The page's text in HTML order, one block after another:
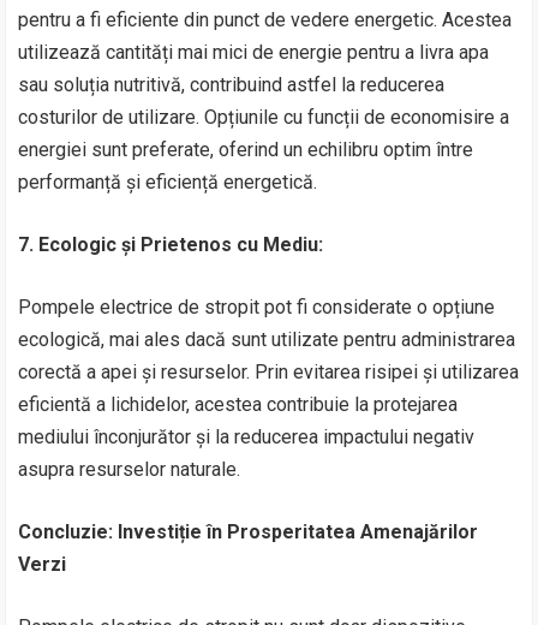
pentru a fi eficiente din punct de vedere energetic. Acestea
utilizează cantități mai mici de energie pentru a livra apa
sau soluția nutritivă, contribuind astfel la reducerea
costurilor de utilizare. Opțiunile cu funcții de economisire a
energiei sunt preferate, oferind un echilibru optim între
performanță și eficiență energetică.
7. Ecologic și Prietenos cu Mediu:
Pompele electrice de stropit pot fi considerate o opțiune
ecologică, mai ales dacă sunt utilizate pentru administrarea
corectă a apei și resurselor. Prin evitarea risipei și utilizarea
eficientă a lichidelor, acestea contribuie la protejarea
mediului înconjurător și la reducerea impactului negativ
asupra resurselor naturale.
Concluzie: Investiție în Prosperitatea Amenajărilor
Verzi